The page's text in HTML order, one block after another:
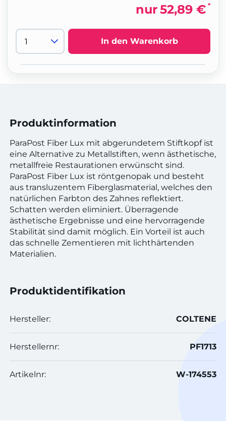
nur52,89 € *
In den Warenkorb
Produktinformation
ParaPost Fiber Lux mit abgerundetem Stiftkopf ist
eine Alternative zu Metallstiften, wenn ästhetische,
metallfreie Restaurationen erwünscht sind.
ParaPost Fiber Lux ist röntgenopak und besteht
aus transluzentem Fiberglasmaterial, welches den
natürlichen Farbton des Zahnes reflektiert.
Schatten werden eliminiert. Überragende
ästhetische Ergebnisse und eine hervorragende
Stabilität sind damit möglich. Ein Vorteil ist auch
das schnelle Zementieren mit lichthärtenden
Materialien.
Produktidentifikation
Hersteller: COLTENE
Herstellernr: PF1713
Artikelnr: W-174553